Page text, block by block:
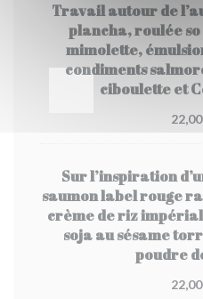
Travail autour de
plancha, roulée
mimolette,
condiments
ciboulette et
Sur l’inspiration
saumon label rouge
crème de riz
soja au sésame
poudre